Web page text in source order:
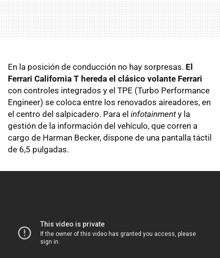
En la posición de conducción no hay sorpresas. El
Ferrari California T hereda el clásico volante Ferrari
con controles integrados y el TPE (Turbo Performance
Engineer) se coloca entre los renovados aireadores, en
el centro del salpicadero. Para el infotainmenty la
gestión de la información del vehículo, que corren a
cargo de Harman Becker, dispone de una pantalla táctil
de 6,5 pulgadas.